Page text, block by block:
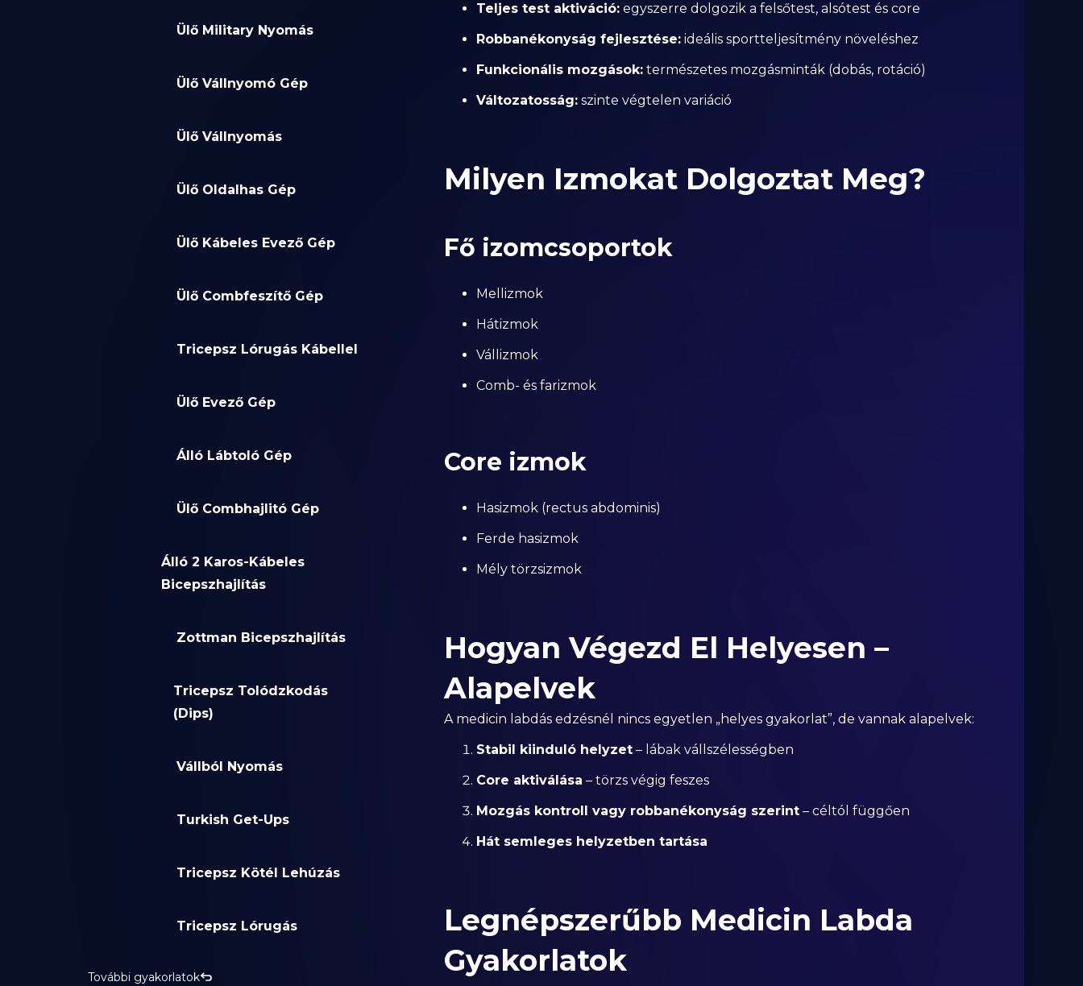
Ülő Military Nyomás
Ülő Vállnyomó Gép
Ülő Vállnyomás
Ülő Oldalhas Gép
Ülő Kábeles Evező Gép
Ülő Combfeszítő Gép
Tricepsz Lórugás Kábellel
Ülő Evező Gép
Álló Lábtoló Gép
Ülő Combhajlitó Gép
Álló 2 Karos-Kábeles
Bicepszhajlítás
Zottman Bicepszhajlítás
Tricepsz Tolódzkodás
(Dips)
Vállból Nyomás
Turkish Get-Ups
Tricepsz Kötél Lehúzás
Tricepsz Lórugás
További gyakorlatok
Teljes test aktiváció:egyszerre dolgozik a felsőtest, alsótest és core
Robbanékonyság fejlesztése:ideális sportteljesítmény növeléshez
Funkcionális mozgások:természetes mozgásminták (dobás, rotáció)
Változatosság:szinte végtelen variáció
Milyen Izmokat Dolgoztat Meg?
Fő izomcsoportok
Mellizmok
Hátizmok
Vállizmok
Comb- és farizmok
Core izmok
Hasizmok (rectus abdominis)
Ferde hasizmok
Mély törzsizmok
Hogyan Végezd El Helyesen –
Alapelvek
A medicin labdás edzésnél nincs egyetlen „helyes gyakorlat”, de vannak alapelvek:
Stabil kiinduló helyzet– lábak vállszélességben
Core aktiválása – törzs végig feszes
Mozgás kontroll vagy robbanékonyság szerint– céltól függően
Hát semleges helyzetben tartása
Legnépszerűbb Medicin Labda
Gyakorlatok